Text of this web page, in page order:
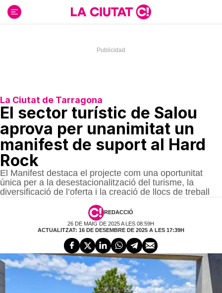
contenido
La Ciutat de Tarragona
El sector turístic de Salou
aprova per unanimitat un
manifest de suport al Hard
Rock
El Manifest destaca el projecte com una oportunitat
única per a la desestacionalització del turisme, la
diversificació de l’oferta i la creació de llocs de treball
REDACCIÓ
26 DE MAIG DE 2025 A LES 08:59H
ACTUALITZAT: 16 DE DESEMBRE DE 2025 A LES 17:39H